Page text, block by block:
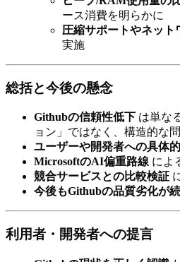
ース消費を明らかに
圧縮サポートやネット
実施
総括と今後の懸念
Githubの信頼性低下 は単な
ョン」ではなく、構造的な
ユーザーや開発者への具体
MicrosoftのAI偏重路線 によ
競合サービスとの比較検証
今後もGithubの品質劣化が
利用者・開発者への提言